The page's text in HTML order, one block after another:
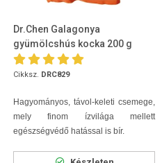
Dr.Chen Galagonya
gyümölcshús kocka 200 g
Cikksz. DRC829
Hagyományos, távol-keleti csemege,
mely finom ízvilága mellett
egészségvédő hatással is bír.